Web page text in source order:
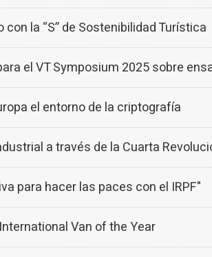
la “S” de Sostenibilidad Turística
el VT Symposium 2025 sobre
el entorno de la criptografía
a través de la Cuarta
para hacer las paces con el IRPF"
Van of the Year